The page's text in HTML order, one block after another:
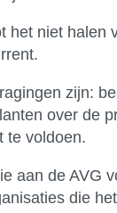
het niet
zijn:
over de
te voldoen.
aan de AVG
die